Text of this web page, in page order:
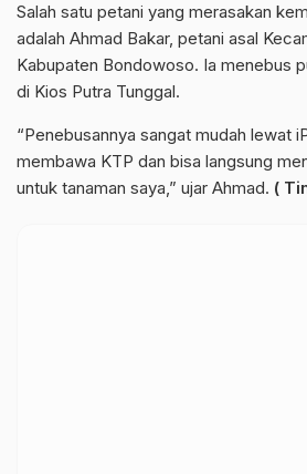
Salah satu petani yang merasakan
adalah Ahmad Bakar, petani asal
Kabupaten Bondowoso. Ia menebus
di Kios Putra Tunggal.
“Penebusannya sangat mudah lewat
membawa KTP dan bisa langsung
untuk tanaman saya,” ujar Ahmad. (